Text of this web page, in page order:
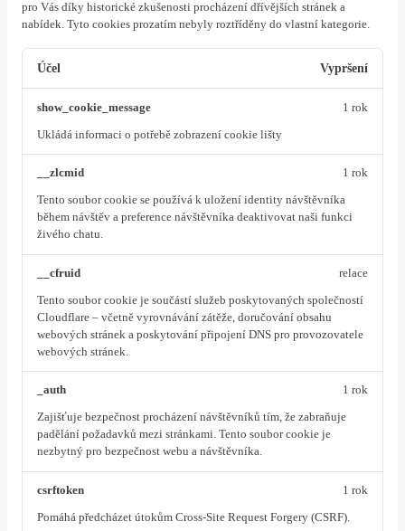
pro Vás díky historické zkušenosti procházení dřívějších stránek a
nabídek. Tyto cookies prozatím nebyly roztříděny do vlastní kategorie.
Účel Vypršení
show_cookie_message
Ukládá informaci o potřebě zobrazení cookie lišty
1 rok
__zlcmid
Tento soubor cookie se používá k uložení identity návštěvníka
během návštěv a preference návštěvníka deaktivovat naši funkci
živého chatu.
1 rok
__cfruid
Tento soubor cookie je součástí služeb poskytovaných společností
Cloudflare – včetně vyrovnávání zátěže, doručování obsahu
webových stránek a poskytování připojení DNS pro provozovatele
webových stránek.
relace
_auth
Zajišťuje bezpečnost procházení návštěvníků tím, že zabraňuje
padělání požadavků mezi stránkami. Tento soubor cookie je
nezbytný pro bezpečnost webu a návštěvníka.
1 rok
csrftoken
Pomáhá předcházet útokům Cross-Site Request Forgery (CSRF).
1 rok